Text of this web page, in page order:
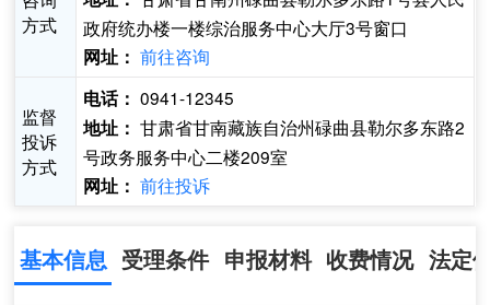
方式
政府统办楼一楼综治服务中心大厅3号窗口
网址： 前往咨询
监督
投诉
方式
电话： 0941-12345
地址： 甘肃省甘南藏族自治州碌曲县勒尔多东路2
号政务服务中心二楼209室
网址： 前往投诉
基本信息 受理条件 申报材料 收费情况 法定